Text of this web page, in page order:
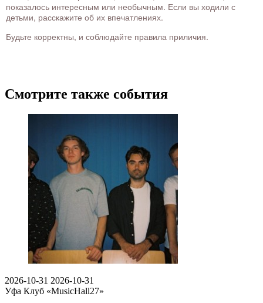
показалось интересным или необычным. Если вы ходили с
детьми, расскажите об их впечатлениях.
Будьте корректны, и соблюдайте правила приличия.
Смотрите также события
2026-10-31 2026-10-31
Уфа Клуб «MusicHall27»